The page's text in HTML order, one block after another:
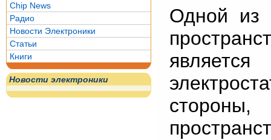
Chip News
Радио
Новости Электроники
Статьи
Книги
Новости электроники
Одной из